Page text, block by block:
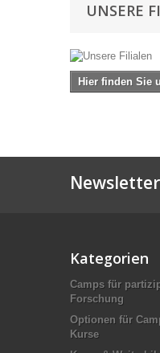
UNSERE
Hier finden Sie
Newsletter
Kategorien
Camps für
Forschung
Optionen für
Kurse